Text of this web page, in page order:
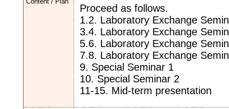
Proceed as follows.
1.2. Laboratory Exchange
3.4. Laboratory Exchange
5.6. Laboratory Exchange
7.8. Laboratory Exchange
9. Special Seminar 1
10. Special Seminar 2
11-15. Mid-term presentation